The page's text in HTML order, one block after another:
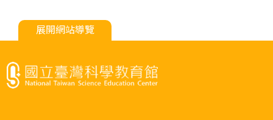
展開網站導覽